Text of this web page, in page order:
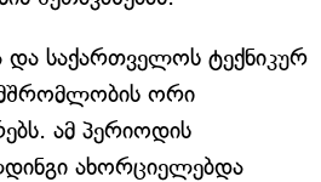
საქართველოს ტექნიკურ
ორი
ამ პერიოდის
ახორციელებდა